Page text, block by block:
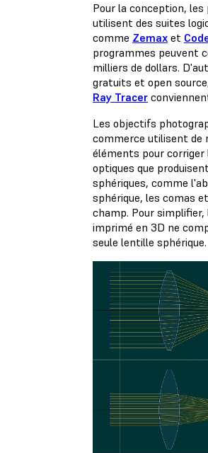
Pour la conception,
utilisent des suites
comme Zemax et
programmes peuvent
milliers de dollars.
gratuits et open
Ray Tracer
Les objectifs
commerce utilisent de
éléments pour corriger
optiques que
sphériques, comme
sphérique, les comas
champ. Pour simplifier,
imprimé en 3D ne
seule lentille sphérique.